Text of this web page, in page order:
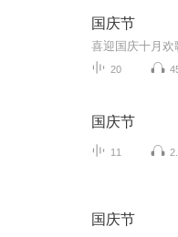
国庆节
20
国庆节
11
国庆节